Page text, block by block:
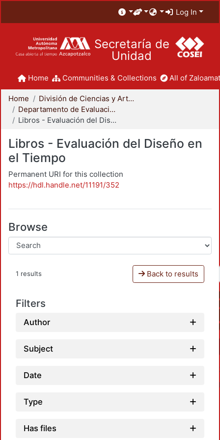
Log In
Secretaría de
Unidad
Home Communities & Collections All of
Home
División de Ciencias y Artes para el Diseño
Departamento de Evaluación del Diseño en el Tiempo
Libros - Evaluación del Diseño en el Tiempo
Libros - Evaluación del Diseño en
el Tiempo
Permanent URI for this collection
https://hdl.handle.net/11191/352
Browse
1 results Back to results
Filters
Author
Subject
Date
Type
Has files